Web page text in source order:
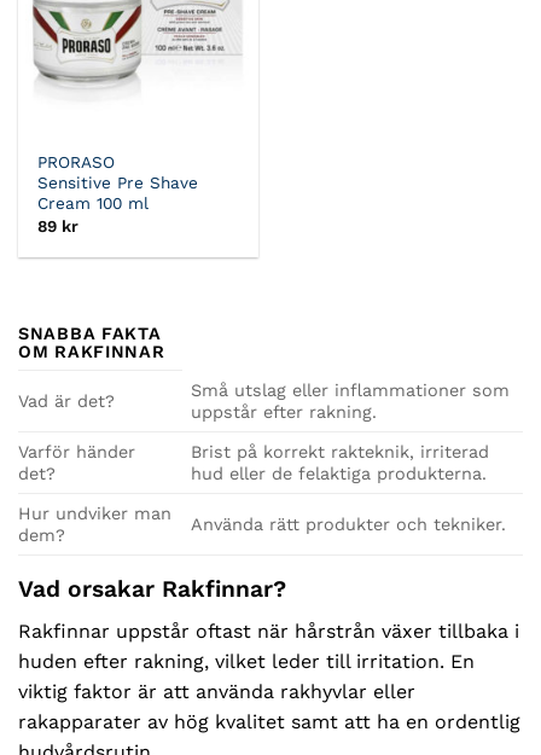
PRORASO
Sensitive Pre Shave
Cream 100 ml
89 kr
SNABBA FAKTA
OM RAKFINNAR
Vad är det?
Små utslag eller inflammationer som
uppstår efter rakning.
Varför händer
det?
Brist på korrekt rakteknik, irriterad
hud eller de felaktiga produkterna.
Hur undviker man
dem?
Använda rätt produkter och tekniker.
Vad orsakar Rakfinnar?
Rakfinnar uppstår oftast när hårstrån växer tillbaka i
huden efter rakning, vilket leder till irritation. En
viktig faktor är att använda rakhyvlar eller
rakapparater av hög kvalitet samt att ha en ordentlig